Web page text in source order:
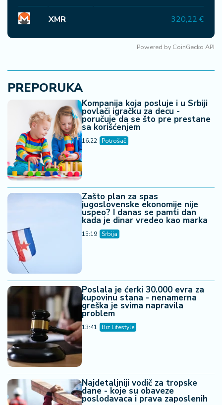
XMR 320,22 €
Powered by CoinGecko API
PREPORUKA
Kompanija koja posluje i u Srbiji
povlači igračku za decu -
poručuje da se što pre prestane
sa korišćenjem
16:22 Potrošač
Zašto plan za spas
jugoslovenske ekonomije nije
uspeo? I danas se pamti dan
kada je dinar vredeo kao marka
15:19 Srbija
Poslala je ćerki 30.000 evra za
kupovinu stana - nenamerna
greška je svima napravila
problem
13:41 Biz Lifestyle
Najdetaljniji vodič za tropske
dane - koje su obaveze
poslodavaca i prava zaposlenih